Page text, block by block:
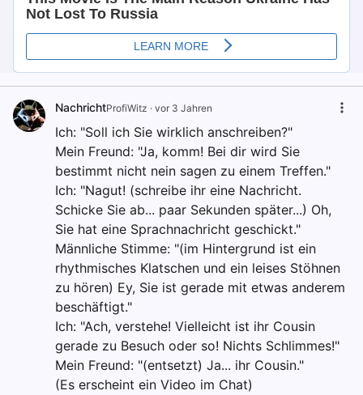
NachrichtProfiWitz · vor 3 Jahren
Ich: "Soll ich Sie wirklich anschreiben?"
Mein Freund: "Ja, komm! Bei dir wird Sie
bestimmt nicht nein sagen zu einem Treffen."
Ich: "Nagut! (schreibe ihr eine Nachricht.
Schicke Sie ab... paar Sekunden später...) Oh,
Sie hat eine Sprachnachricht geschickt."
Männliche Stimme: "(im Hintergrund ist ein
rhythmisches Klatschen und ein leises Stöhnen
zu hören) Ey, Sie ist gerade mit etwas anderem
beschäftigt."
Ich: "Ach, verstehe! Vielleicht ist ihr Cousin
gerade zu Besuch oder so! Nichts Schlimmes!"
Mein Freund: "(entsetzt) Ja... ihr Cousin."
(Es erscheint ein Video im Chat)